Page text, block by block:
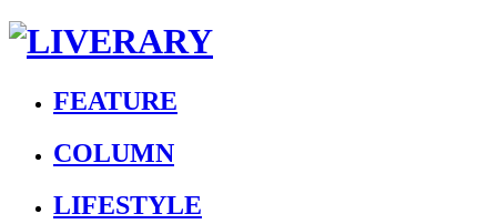
FEATURE
COLUMN
LIFESTYLE